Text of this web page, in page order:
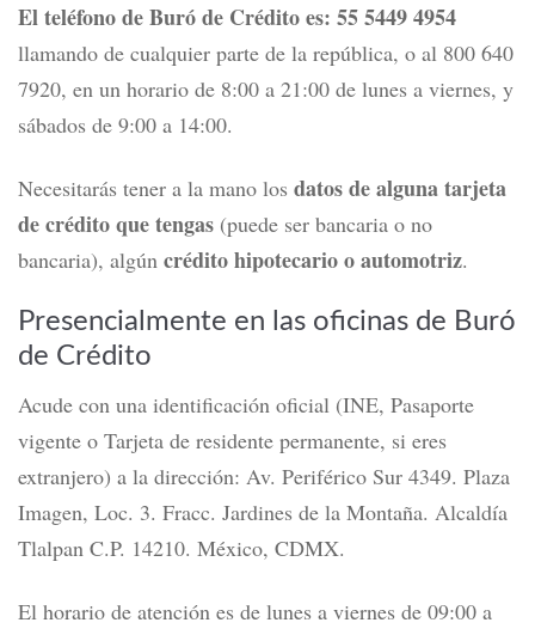
El teléfono de Buró de Crédito es: 55 5449 4954
llamando de cualquier parte de la república, o al 800 640
7920, en un horario de 8:00 a 21:00 de lunes a viernes, y
sábados de 9:00 a 14:00.
Necesitarás tener a la mano los datos de alguna tarjeta
de crédito que tengas (puede ser bancaria o no
bancaria), algún crédito hipotecario o automotriz.
Presencialmente en las oficinas de Buró
de Crédito
Acude con una identificación oficial (INE, Pasaporte
vigente o Tarjeta de residente permanente, si eres
extranjero) a la dirección: Av. Periférico Sur 4349. Plaza
Imagen, Loc. 3. Fracc. Jardines de la Montaña. Alcaldía
Tlalpan C.P. 14210. México, CDMX.
El horario de atención es de lunes a viernes de 09:00 a